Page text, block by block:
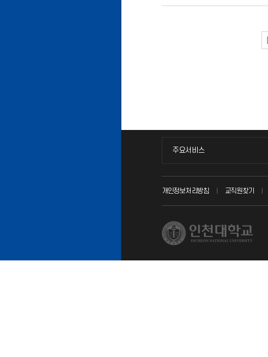
주요서비스
주요서비스
교무회의방송
시설예약
개인정보처리방침 교직원찾기